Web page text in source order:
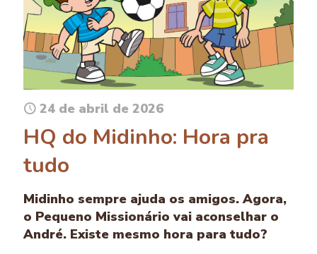
24 de abril de 2026
HQ do Midinho: Hora pra
tudo
Midinho sempre ajuda os amigos. Agora,
o Pequeno Missionário vai aconselhar o
André. Existe mesmo hora para tudo?